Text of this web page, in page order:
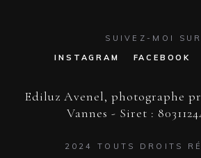
Ediluz Avenel, photographe
Vannes - Siret :
2024 TOUTS DROITS
SUIVEZ-MOI
INSTAGRAM
FACEBOOK